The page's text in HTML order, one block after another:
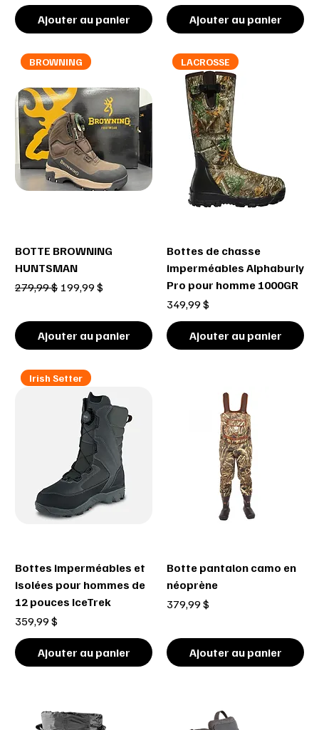
Ajouter au panier Ajouter au panier
BROWNING
BOTTE BROWNING
HUNTSMAN
Prix original
279,99 $ Prix promotionnel
199,99 $
Ajouter au panier
LACROSSE
Bottes de chasse
imperméables Alphaburly
Pro pour homme 1000GR
Prix
349,99 $
Ajouter au panier
Irish Setter
Bottes imperméables et
isolées pour hommes de
12 pouces IceTrek
Prix
359,99 $
Ajouter au panier
Botte pantalon camo en
néoprène
Prix
379,99 $
Ajouter au panier